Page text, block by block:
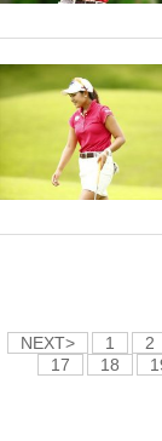
NEXT> 1 2
17
18